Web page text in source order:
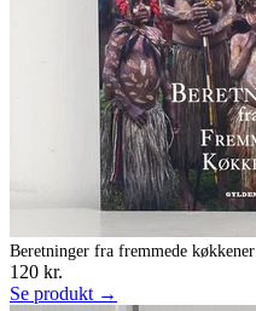
Beretninger fra fremmede køkkener
120 kr.
Se produkt →